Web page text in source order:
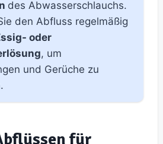
des Abwasserschlauchs.
den Abfluss regelmäßig
oder
, um
und Gerüche zu
für